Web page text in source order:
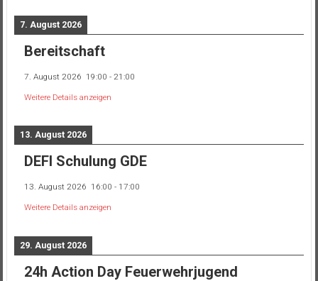
7. August 2026
Bereitschaft
7. August 2026 19:00 - 21:00
Weitere Details anzeigen
13. August 2026
DEFI Schulung GDE
13. August 2026 16:00 - 17:00
Weitere Details anzeigen
29. August 2026
24h Action Day Feuerwehrjugend